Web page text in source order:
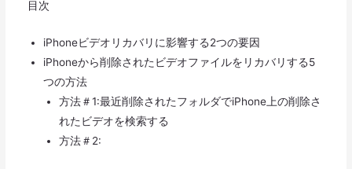
目次
iPhoneビデオリカバリに影響する2つの要因
iPhoneから削除されたビデオファイルをリカバリする5
つの方法
方法＃1:最近削除されたフォルダでiPhone上の削除さ
れたビデオを検索する
方法＃2: